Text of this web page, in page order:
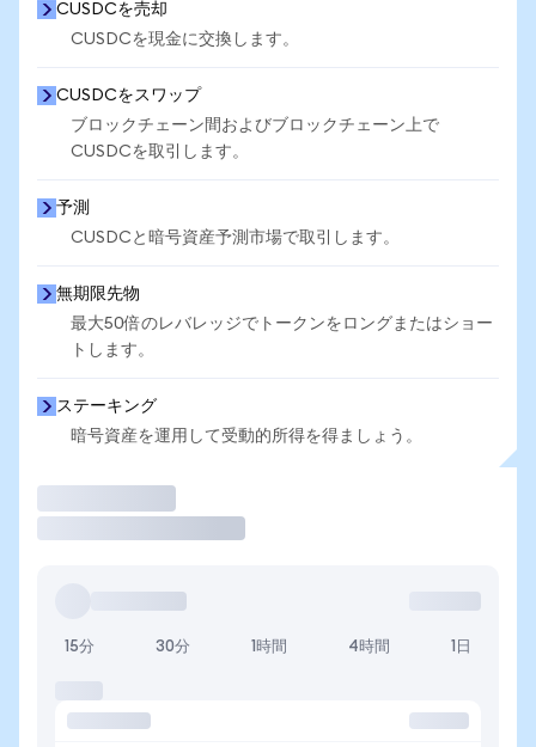
CUSDCを売却
CUSDCを現金に交換します。
CUSDCをスワップ
ブロックチェーン間およびブロックチェーン上で
CUSDCを取引します。
予測
CUSDCと暗号資産予測市場で取引します。
無期限先物
最大50倍のレバレッジでトークンをロングまたはショー
トします。
ステーキング
暗号資産を運用して受動的所得を得ましょう。
15分 30分 1時間 4時間 1日